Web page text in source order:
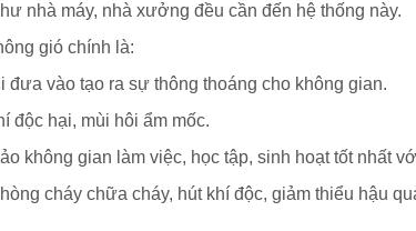
nhà máy, nhà xưởng đều cần đến hệ thống này.
gió chính là:
vào tạo ra sự thông thoáng cho không gian.
độc hại, mùi hôi ẩm mốc.
không gian làm việc, học tập, sinh hoạt tốt nhất
cháy chữa cháy, hút khí độc, giảm thiểu hậu